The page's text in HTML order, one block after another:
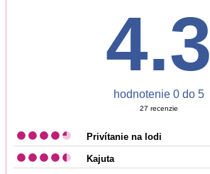
4.3
hodnotenie 0 do 5
27 recenzie
Privítanie na lodi
Kajuta